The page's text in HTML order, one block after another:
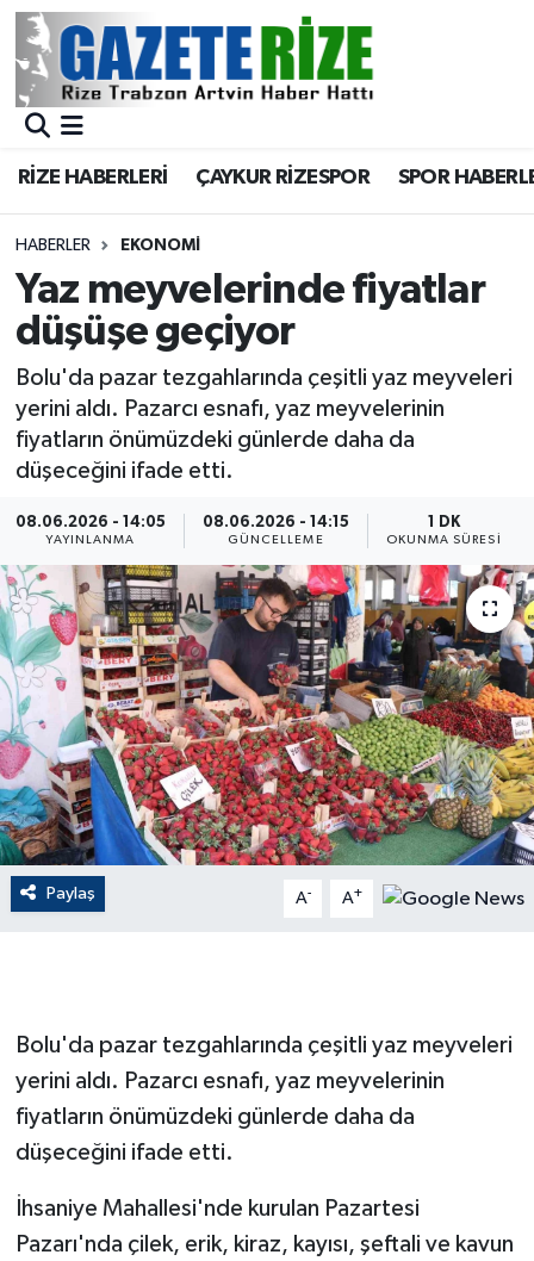
RİZE HABERLERİ ÇAYKUR RİZESPOR SPOR
HABERLER EKONOMİ
Yaz meyvelerinde fiyatlar
düşüşe geçiyor
Bolu'da pazar tezgahlarında çeşitli yaz meyveleri
yerini aldı. Pazarcı esnafı, yaz meyvelerinin
fiyatların önümüzdeki günlerde daha da
düşeceğini ifade etti.
08.06.2026 - 14:05
YAYINLANMA
08.06.2026 - 14:15
GÜNCELLEME
1 DK
OKUNMA SÜRESI
Paylaş A- A+
Bolu'da pazar tezgahlarında çeşitli yaz meyveleri
yerini aldı. Pazarcı esnafı, yaz meyvelerinin
fiyatların önümüzdeki günlerde daha da
düşeceğini ifade etti.
İhsaniye Mahallesi'nde kurulan Pazartesi
Pazarı'nda çilek, erik, kiraz, kayısı, şeftali ve kavun
BÖLGEMİZ
Asayiş
Rize Jandarma Komutanlığı
Bilim Teknoloji
Bölge
Canlı Maç
ÇEVRE
Dış Haberler
Dünya
EĞİTİM
EKONOMİ
English News
Gayrimenkul
GENEL
Güvenlik
Merkez Nöbetçi Eczaneler
Merkez Trafik Yoğunluk Haritası
Süper Lig Puan Durumu ve Fikstür
Tüm Manşetler
Son Dakika Haberleri